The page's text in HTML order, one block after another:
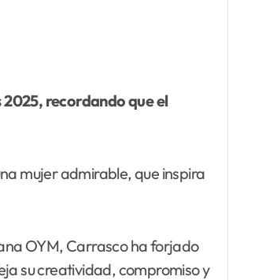
recordando que el
mujer admirable, que inspira
OYM, Carrasco ha forjado
su creatividad, compromiso y